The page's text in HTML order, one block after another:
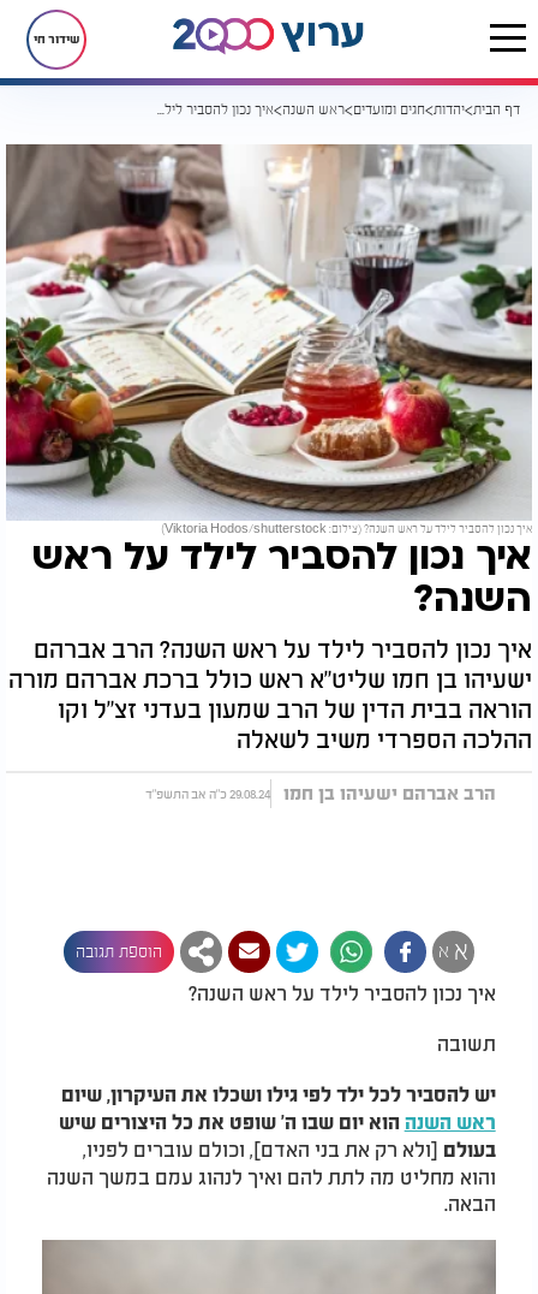
שידור חי
דף הבית יהדות חגים ומועדים ראש השנה איך נכון להסביר לילד על ראש השנה?
איך נכון להסביר לילד על ראש השנה? (צילום: Viktoria Hodos/shutterstock)
איך נכון להסביר לילד על ראש
השנה?
איך נכון להסביר לילד על ראש השנה? הרב אברהם
ישעיהו בן חמו שליט"א ראש כולל ברכת אברהם מורה
הוראה בבית הדין של הרב שמעון בעדני זצ"ל וקו
ההלכה הספרדי משיב לשאלה
הרב אברהם ישעיהו בן חמו 29.08.24 כ"ה אב התשפ"ד
א א הוספת תגובה
איך נכון להסביר לילד על ראש השנה?
תשובה
יש להסביר לכל ילד לפי גילו ושכלו את העיקרון, שיום
ראש השנה הוא יום שבו ה' שופט את כל היצורים שיש
בעולם [ולא רק את בני האדם], וכולם עוברים לפניו,
והוא מחליט מה לתת להם ואיך לנהוג עמם במשך השנה
הבאה.